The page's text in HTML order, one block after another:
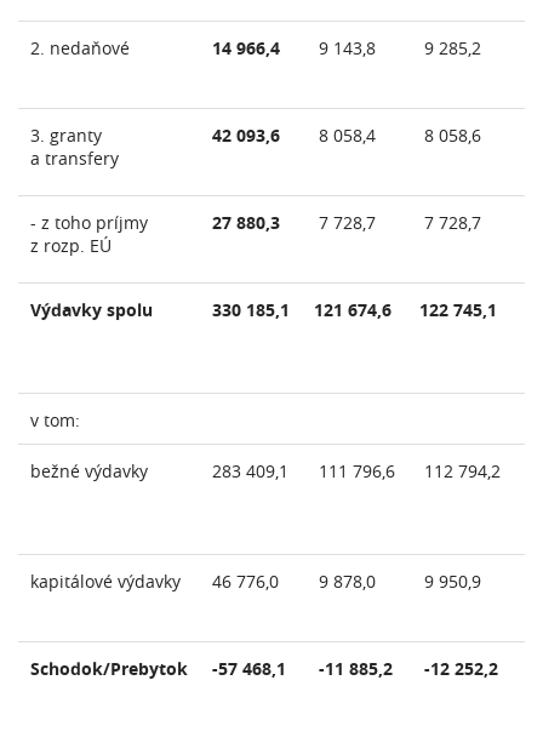
2. nedaňové 14 966,4 9 143,8 9 285,2
3. granty
a transfery
42 093,6 8 058,4 8 058,6
- z toho príjmy
z rozp. EÚ
27 880,3 7 728,7 7 728,7
Výdavky spolu 330 185,1 121 674,6 122 745,1
v tom:
bežné výdavky 283 409,1 111 796,6 112 794,2
kapitálové výdavky 46 776,0 9 878,0 9 950,9
Schodok/Prebytok -57 468,1 -11 885,2 -12 252,2